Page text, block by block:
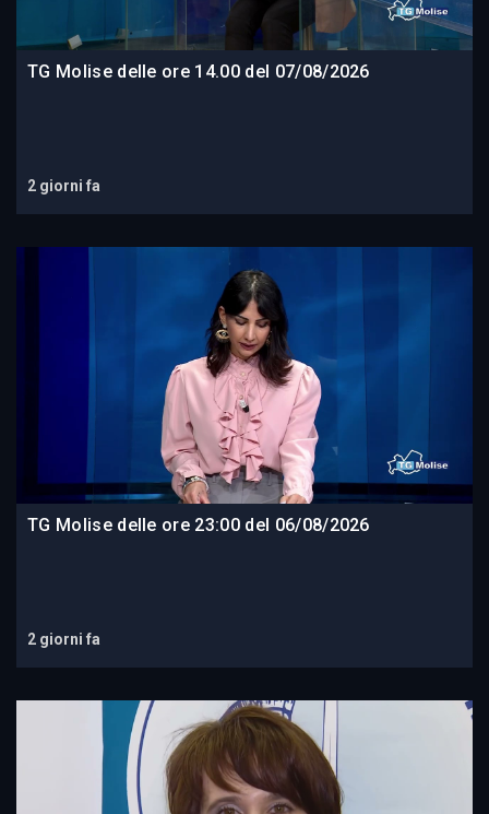
TG Molise delle ore 14.00 del 07/08/2026
2 giorni fa
TG Molise delle ore 23:00 del 06/08/2026
2 giorni fa